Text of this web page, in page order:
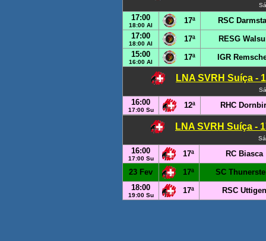
17:00
18:00 Al
17ª
RSC
17:00
18:00 Al
17ª
RESG
15:00
16:00 Al
17ª IGR
LNA SVRH Suíça -
16:00
17:00 Su
12ª RHC
LNA SVRH Suíça -
16:00
17:00 Su
17ª RC Biasca
23 Fev 17ª
SC
18:00
19:00 Su
17ª RSC Uttigen